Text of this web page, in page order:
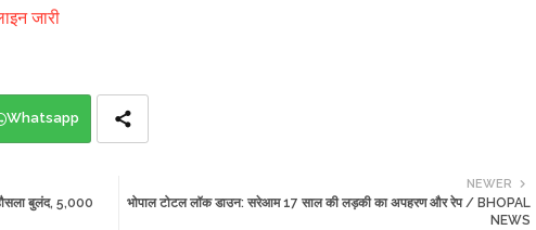
जारी
Whatsapp
NEWER
भोपाल टोटल लॉक डाउन: सरेआम 17 साल की लड़की का अपहरण और रेप / BHOPAL
NEWS
बुलंद, 5,000